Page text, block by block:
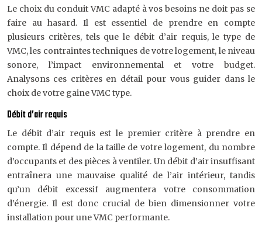
Le choix du conduit VMC adapté à vos besoins ne doit pas se
faire au hasard. Il est essentiel de prendre en compte
plusieurs critères, tels que le débit d’air requis, le type de
VMC, les contraintes techniques de votre logement, le niveau
sonore, l’impact environnemental et votre budget.
Analysons ces critères en détail pour vous guider dans le
choix de votre gaine VMC type.
Débit d’air requis
Le débit d’air requis est le premier critère à prendre en
compte. Il dépend de la taille de votre logement, du nombre
d’occupants et des pièces à ventiler. Un débit d’air insuffisant
entraînera une mauvaise qualité de l’air intérieur, tandis
qu’un débit excessif augmentera votre consommation
d’énergie. Il est donc crucial de bien dimensionner votre
installation pour une VMC performante.